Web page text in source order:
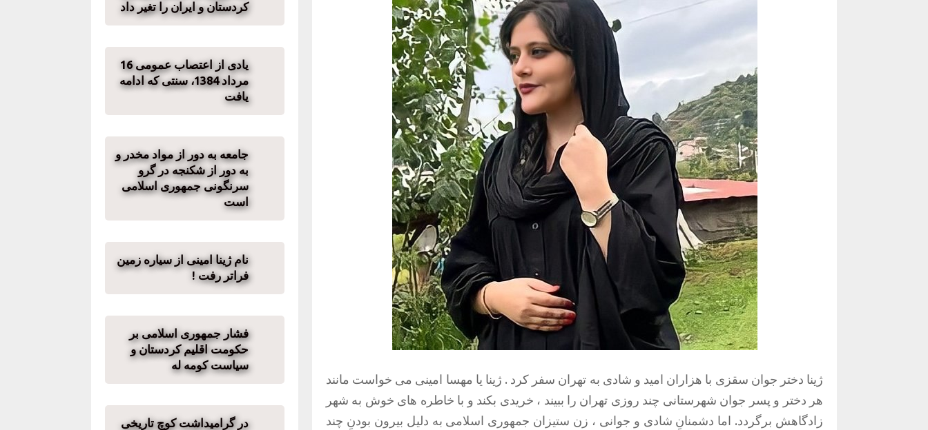
ژینا دختر جوان سقزی با هزاران امید و شادی به تهران سفر کرد . ژینا یا مهسا امینی می خواست مانند
هر دختر و پسر جوان شهرستانی چند روزی تهران را ببیند ، خریدی بکند و با خاطره های خوش به شهر
زادگاهش برگردد. اما دشمنانِ شادی و جوانی ، زن ستیزان جمهوری اسلامی به دلیل بیرون بودنِ چند
کردستان و ایران را تغیر داد
یادی از اعتصاب عمومی 16
مرداد 1384، سنتی که ادامه
یافت
جامعه به دور از مواد مخدر و
به دور از شکنجه در گرو
سرنگونی جمهوری اسلامی
است
نام ژینا امینی از سیارە زمین
فراتر رفت !
فشار جمهوری اسلامی بر
حکومت اقلیم کردستان و
سیاست کومه له
در گرامیداشت کوچ تاریخی